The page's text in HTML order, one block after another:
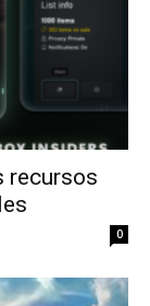
recursos
0